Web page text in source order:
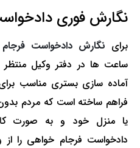
نگارش فوری
برای نگارش دادخواست
ساعت ها در دفتر وکیل منتظر
آماده سازی بستری مناسب
فراهم ساخته است که مردم
یا منزل خود و به صورت